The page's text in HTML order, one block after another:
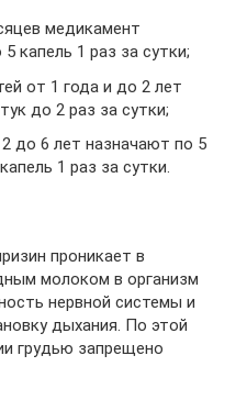
медикамент
капель 1 раз за сутки;
от 1 года и до 2 лет
до 2 раз за сутки;
до 6 лет назначают по 5
1 раз за сутки.
проникает в
молоком в организм
нервной системы и
дыхания. По этой
грудью запрещено